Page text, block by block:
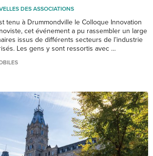
DES ASSOCIATIONS
tenu à Drummondville le Colloque Innovation
cet événement a pu rassembler un large
issus de différents secteurs de l’industrie
Les gens y sont ressortis avec …